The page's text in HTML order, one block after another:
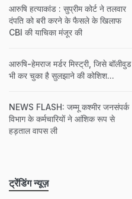
आरुषि हत्याकांड : सुप्रीम कोर्ट ने तलवार
दंपति को बरी करने के फैसले के खिलाफ
CBI की याचिका मंजूर की
आरुषि-हेमराज मर्डर मिस्‍ट्री, जिसे बॉलीवुड
भी कर चुका है सुलझाने की कोशिश...
NEWS FLASH: जम्मू कश्मीर जनसंपर्क
विभाग के कर्मचारियों ने आंशिक रूप से
हड़ताल वापस ली
ट्रेंडिंग न्यूज़